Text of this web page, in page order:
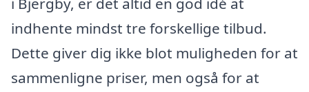
indhente mindst tre forskellige tilbud.
Dette giver dig ikke blot muligheden for at
sammenligne priser, men også for at